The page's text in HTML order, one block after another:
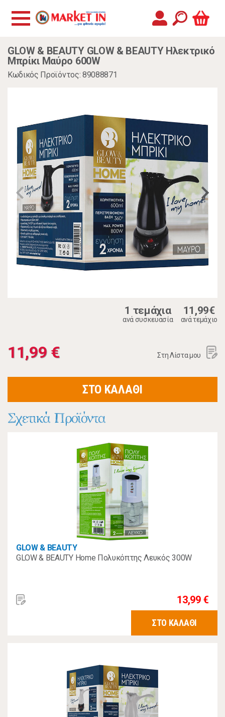
GLOW & BEAUTY GLOW & BEAUTY Ηλεκτρικό
Μπρίκι Μαύρο 600W
Κωδικός Προϊόντος: 89088871
1 τεμάχια
ανά συσκευασία
11,99€
ανά τεμάχιο
11,99 € Στη Λίστα μου
ΣΤΟ ΚΑΛΑΘΙ
Σχετικά Προϊόντα
GLOW & BEAUTY
GLOW & BEAUTY Home Πολυκόπτης Λευκός 300W
13,99 €
ΣΤΟ ΚΑΛΑΘΙ